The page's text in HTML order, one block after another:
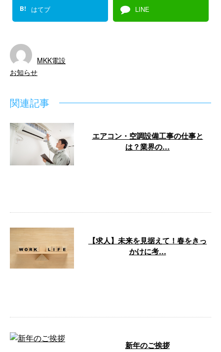
B! はてブ LINE
MKK電設
お知らせ
関連記事
エアコン・空調設備工事の仕事と
は？業界の…
【求人】未来を見据えて！春をきっ
かけに考…
新年のご挨拶